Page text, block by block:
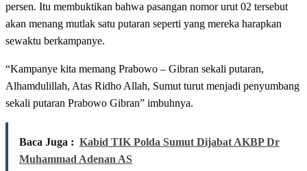
persen. Itu membuktikan bahwa pasangan nomor urut 02 tersebut
akan menang mutlak satu putaran seperti yang mereka harapkan
sewaktu berkampanye.
“Kampanye kita memang Prabowo – Gibran sekali putaran,
Alhamdulillah, Atas Ridho Allah, Sumut turut menjadi penyumbang
sekali putaran Prabowo Gibran” imbuhnya.
Baca Juga : Kabid TIK Polda Sumut Dijabat AKBP Dr
Muhammad Adenan AS